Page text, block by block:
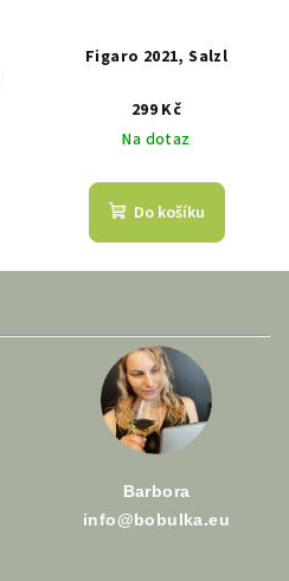
Figaro 2021, Salzl
299 Kč
Na dotaz
Do košíku
Barbora
info@bobulka.eu